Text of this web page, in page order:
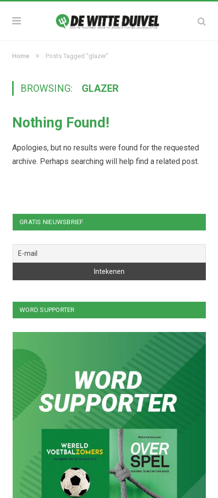
Home » Posts Tagged "glazer"
BROWSING: GLAZER
Nothing Found!
Apologies, but no results were found for the requested
archive. Perhaps searching will help find a related post.
GRATIS NIEUWSBRIEF
WORD SUPPORTER